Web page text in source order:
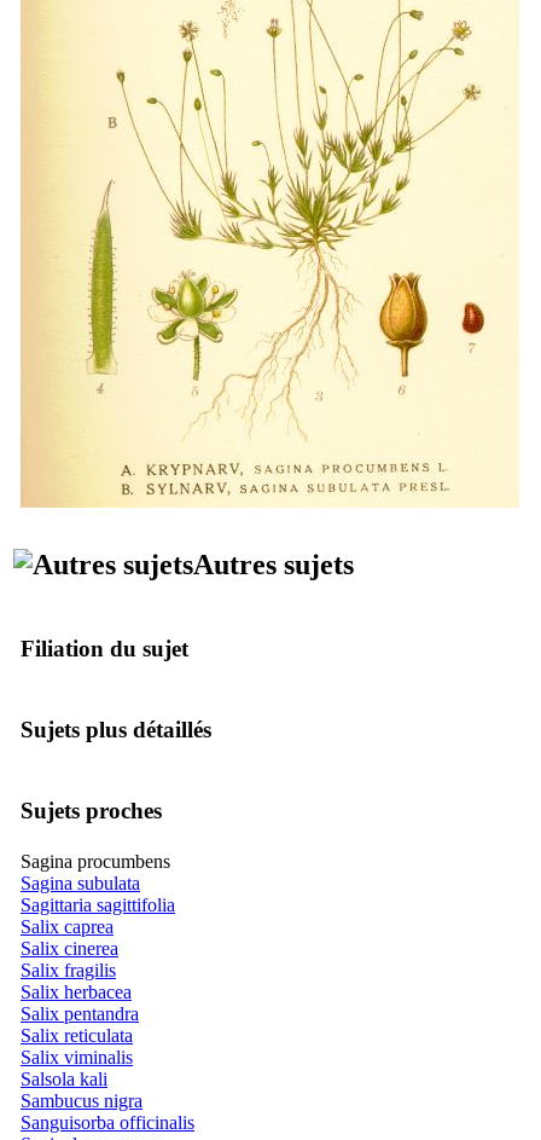
Autres sujets
Filiation du sujet
Sujets plus détaillés
Sujets proches
Sagina procumbens
Sagina subulata
Sagittaria sagittifolia
Salix caprea
Salix cinerea
Salix fragilis
Salix herbacea
Salix pentandra
Salix reticulata
Salix viminalis
Salsola kali
Sambucus nigra
Sanguisorba officinalis